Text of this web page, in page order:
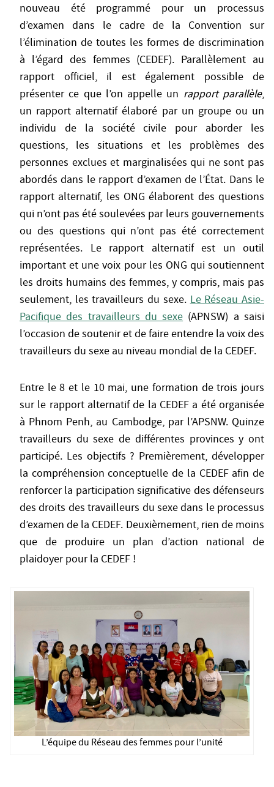
nouveau été programmé pour un processus
d’examen dans le cadre de la Convention sur
l’élimination de toutes les formes de discrimination
à l’égard des femmes (CEDEF). Parallèlement au
rapport officiel, il est également possible de
présenter ce que l’on appelle un rapport parallèle,
un rapport alternatif élaboré par un groupe ou un
individu de la société civile pour aborder les
questions, les situations et les problèmes des
personnes exclues et marginalisées qui ne sont pas
abordés dans le rapport d’examen de l’État. Dans le
rapport alternatif, les ONG élaborent des questions
qui n’ont pas été soulevées par leurs gouvernements
ou des questions qui n’ont pas été correctement
représentées. Le rapport alternatif est un outil
important et une voix pour les ONG qui soutiennent
les droits humains des femmes, y compris, mais pas
seulement, les travailleurs du sexe. Le Réseau Asie-
Pacifique des travailleurs du sexe (APNSW) a saisi
l’occasion de soutenir et de faire entendre la voix des
travailleurs du sexe au niveau mondial de la CEDEF.
Entre le 8 et le 10 mai, une formation de trois jours
sur le rapport alternatif de la CEDEF a été organisée
à Phnom Penh, au Cambodge, par l’APSNW. Quinze
travailleurs du sexe de différentes provinces y ont
participé. Les objectifs ? Premièrement, développer
la compréhension conceptuelle de la CEDEF afin de
renforcer la participation significative des défenseurs
des droits des travailleurs du sexe dans le processus
d’examen de la CEDEF. Deuxièmement, rien de moins
que de produire un plan d’action national de
plaidoyer pour la CEDEF !
L’équipe du Réseau des femmes pour l’unité